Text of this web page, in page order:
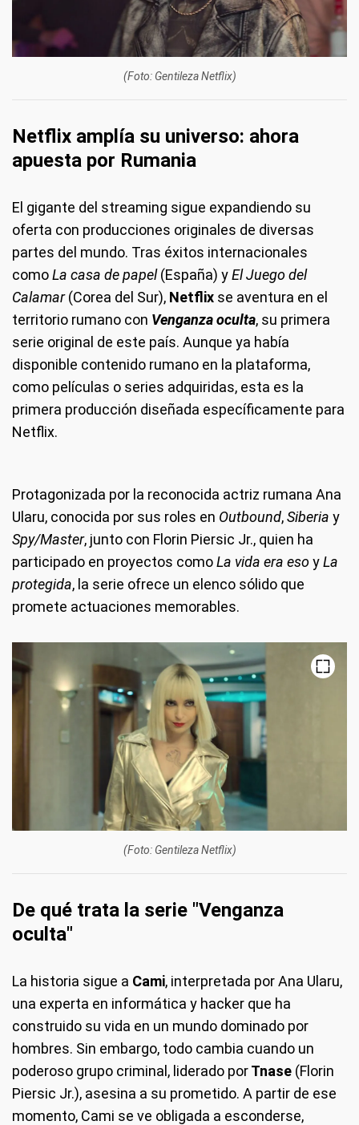
(Foto: Gentileza Netflix)
Netflix amplía su universo: ahora
apuesta por Rumania
El gigante del streaming sigue expandiendo su
oferta con producciones originales de diversas
partes del mundo. Tras éxitos internacionales
comoLa casa de papel(España) yEl Juego del
Calamar(Corea del Sur), Netflix se aventura en el
territorio rumano con Venganza oculta, su primera
serie original de este país. Aunque ya había
disponible contenido rumano en la plataforma,
como películas o series adquiridas, esta es la
primera producción diseñada específicamente para
Netflix.
Protagonizada por la reconocida actriz rumana Ana
Ularu, conocida por sus roles en Outbound,Siberia y
Spy/Master, junto con Florin Piersic Jr., quien ha
participado en proyectos comoLa vida era esoyLa
protegida, la serie ofrece un elenco sólido que
promete actuaciones memorables.
(Foto: Gentileza Netflix)
De qué trata la serie "Venganza
oculta"
La historia sigue a Cami, interpretada por Ana Ularu,
una experta en informática y hacker que ha
construido su vida en un mundo dominado por
hombres. Sin embargo, todo cambia cuando un
poderoso grupo criminal, liderado porTnase (Florin
Piersic Jr.), asesina a su prometido. A partir de ese
momento, Cami se ve obligada a esconderse,